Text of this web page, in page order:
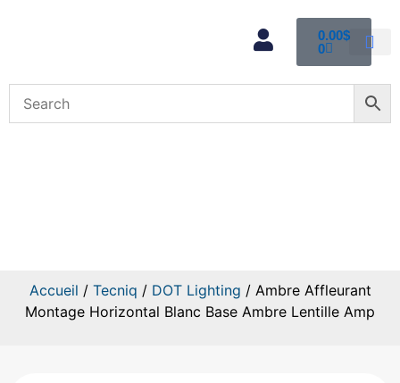
0.00$
0
Accueil / Tecniq / DOT Lighting / Ambre Affleurant
Montage Horizontal Blanc Base Ambre Lentille Amp